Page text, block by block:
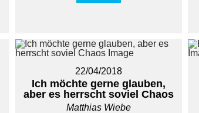
22/04/2018
Ich möchte gerne glauben,
aber es herrscht soviel Chaos
Matthias Wiebe